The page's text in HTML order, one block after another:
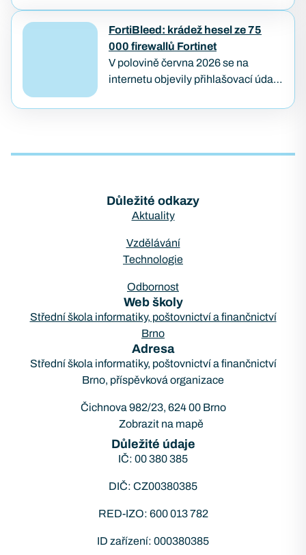
průniku až po zašifrování dat provedl
samostatně AI agent — bez
lidského útočníka u klávesnice.
Případ…
FortiBleed: krádež hesel ze 75
000 firewallů Fortinet
V polovině června 2026 se na
internetu objevily přihlašovací údaje
Fortinet. Útok pojmenovaný
Důležité odkazy
Aktuality
Vzdělávání
Technologie
Odbornost
Web školy
Střední škola informatiky, poštovnictví a finančnictví
Brno
Adresa
Střední škola informatiky, poštovnictví a finančnictví
Brno, příspěvková organizace
Čichnova 982/23, 624 00 Brno
Zobrazit na mapě
Důležité údaje
IČ: 00 380 385
DIČ: CZ00380385
RED-IZO: 600 013 782
ID zařízení: 000380385